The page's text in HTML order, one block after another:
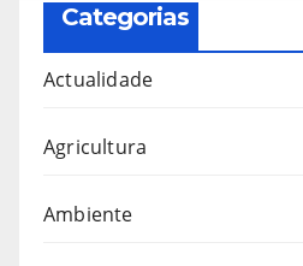
Categorias
Actualidade
Agricultura
Ambiente